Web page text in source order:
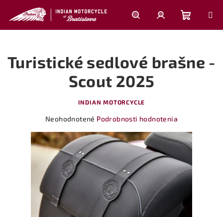
obsah
HľadaťPrihlásenie
košík
Turistické sedlové brašne -
Scout 2025
INDIAN MOTORCYCLE
Priemerné
produktu
je
0,0
z
5
hviezdičiek.
Neohodnotené Podrobnosti hodnotenia